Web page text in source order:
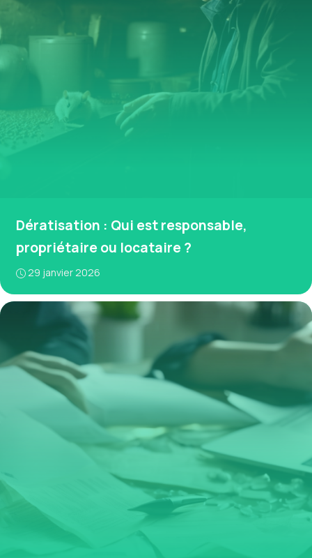
Dératisation : Qui est responsable,
propriétaire ou locataire ?
29 janvier 2026